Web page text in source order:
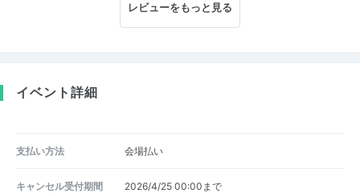
レビューをもっと見る
イベント詳細
支払い方法 会場払い
キャンセル受付期間 2026/4/25 00:00まで